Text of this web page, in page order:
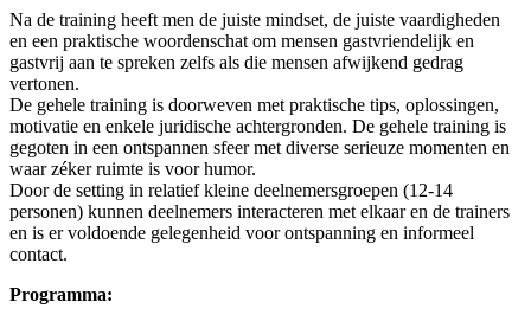
Na de training heeft men de juiste mindset, de juiste vaardigheden
en een praktische woordenschat om mensen gastvriendelijk en
gastvrij aan te spreken zelfs als die mensen afwijkend gedrag
vertonen.
De gehele training is doorweven met praktische tips, oplossingen,
motivatie en enkele juridische achtergronden. De gehele training is
gegoten in een ontspannen sfeer met diverse serieuze momenten en
waar zéker ruimte is voor humor.
Door de setting in relatief kleine deelnemersgroepen (12-14
personen) kunnen deelnemers interacteren met elkaar en de trainers
en is er voldoende gelegenheid voor ontspanning en informeel
contact.
Programma: